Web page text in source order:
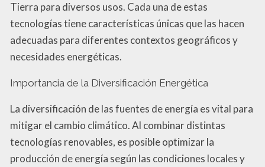
Tierra para diversos usos. Cada una de estas
tecnologías tiene características únicas que las hacen
adecuadas para diferentes contextos geográficos y
necesidades energéticas.
Importancia de la Diversificación Energética
La diversificación de las fuentes de energía es vital para
mitigar el cambio climático. Al combinar distintas
tecnologías renovables, es posible optimizar la
producción de energía según las condiciones locales y